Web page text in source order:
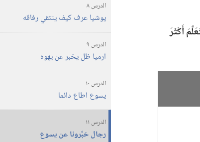
أَكْثَرَ
الدرس ‏٨‏
يوشيا عرف كيف ينتقي رفاقه
الدرس ‏٩‏
ارميا ظل يخبر عن يهوه
الدرس ‏١٠‏
يسوع اطاع دائما
الدرس ‏١١‏
رجال خبَّرونا عن يسوع